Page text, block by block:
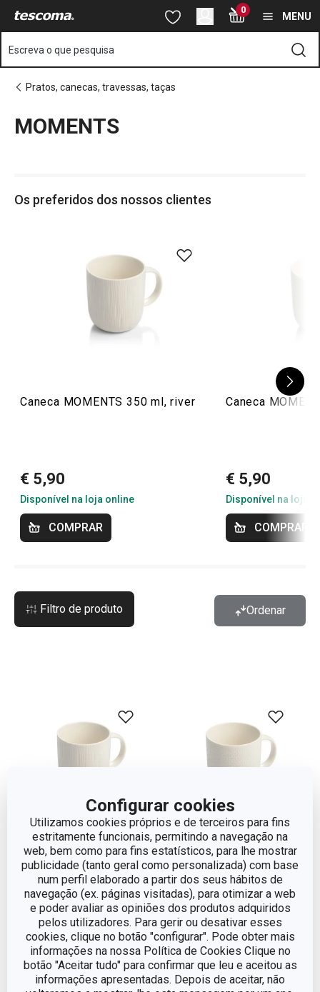
Configurar cookies
Utilizamos cookies próprios e de terceiros para fins
estritamente funcionais, permitindo a navegação na
web, bem como para fins estatísticos, para lhe mostrar
publicidade (tanto geral como personalizada) com base
num perfil elaborado a partir dos seus hábitos de
navegação (ex. páginas visitadas), para otimizar a web
e poder avaliar as opiniões dos produtos adquiridos
pelos utilizadores. Para gerir ou desativar esses
cookies, clique no botão "configurar". Pode obter mais
informações na nossa Política de Cookies Clique no
botão "Aceitar tudo" para confirmar que leu e aceitou as
informações apresentadas. Depois de aceitar, não
Saltar para o conteúdo principal
Saltar para a pesquisa
Saltar para a navegação 0
MENU
Escreva o que pesquisa
Pratos, canecas, travessas, taças
MOMENTS
Os preferidos dos nossos clientes
Caneca MOMENTS 350 ml, river
€ 5,90
Disponível na loja online
COMPRAR
Caneca
€ 5,90
Disponível na loja
COMPRAR
Filtro de produto Ordenar
Caneca MOMENTS
350 ml, river
€ 5,90
Disponível na loja online
COMPRAR
Caneca MOMENTS
350 ml, snow
€ 5,90
Disponível na loja online
COMPRAR